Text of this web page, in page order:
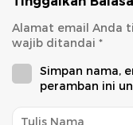
Alamat email Anda
wajib ditandai *
Simpan nama,
peramban ini